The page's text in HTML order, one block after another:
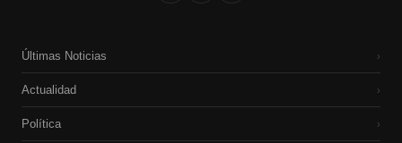
Últimas Noticias ›
Actualidad ›
Política ›